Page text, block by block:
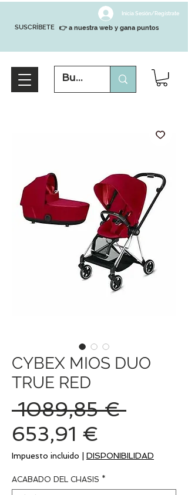
SUSCRÍBETE
Inicia Sesión/Regístrate
👉 a nuestra web y gana puntos
CYBEX MIOS DUO
TRUE RED
1089,85 € Precio
653,91 €
de
oferta
Impuesto incluido DISPONIBILIDAD
ACABADO DEL CHASIS *